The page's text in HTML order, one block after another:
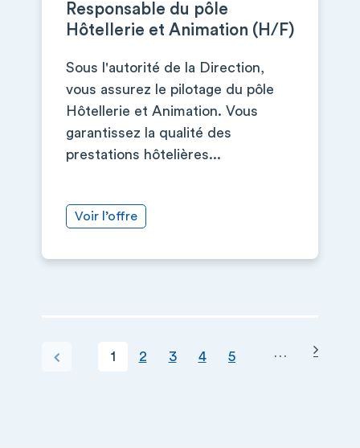
Responsable du pôle
Hôtellerie et Animation (H/F)
Sous l'autorité de la Direction,
vous assurez le pilotage du pôle
Hôtellerie et Animation. Vous
garantissez la qualité des
prestations hôtelières...
Voir l’offre
PAGINATION
Page précédentePage courante
1 Page
2 Page
3 Page
4 Page
5 … Page